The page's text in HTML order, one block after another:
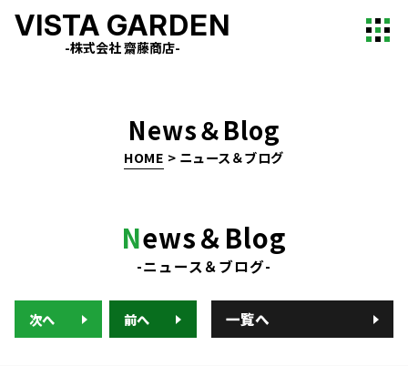
VISTA GARDEN
-株式会社 齋藤商店-
News＆Blog
HOME > ニュース＆ブログ
News＆Blog
-ニュース＆ブログ-
次へ 前へ 一覧へ